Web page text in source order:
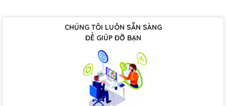
CHÚNG TÔI LUÔN SẴN SÀNG
ĐỂ GIÚP ĐỠ BẠN